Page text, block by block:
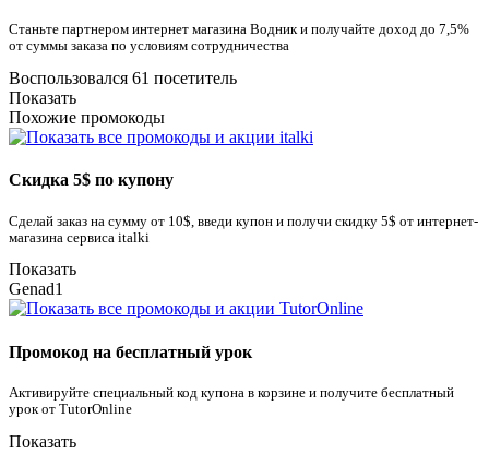
Станьте партнером интернет магазина Водник и получайте доход до 7,5%
от суммы заказа по условиям сотрудничества
Воспользовался 61 посетитель
Показать
Похожие промокоды
Скидка 5$ по купону
Сделай заказ на сумму от 10$, введи купон и получи скидку 5$ от интернет-
магазина сервиса italki
Показать
Genad1
Промокод на бесплатный урок
Активируйте специальный код купона в корзине и получите бесплатный
урок от TutorOnline
Показать